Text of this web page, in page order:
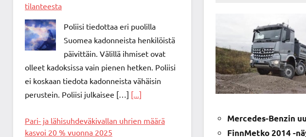
Mercedes-Benzin
FinnMetko 2014 -
tilanteesta
Poliisi tiedottaa eri puolilla
Suomea kadonneista henkilöistä
päivittäin. Välillä ihmiset ovat
olleet kadoksissa vain pienen hetken. Poliisi
ei koskaan tiedota kadonneista vähäisin
perustein. Poliisi julkaisee […] [...]
Pari- ja lähisuhdeväkivallan uhrien määrä
kasvoi 20 % vuonna 2025